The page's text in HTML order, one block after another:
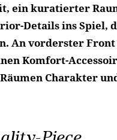
ein kuratierter
Details ins Spiel,
An vorderster Front
Komfort-
Charakter